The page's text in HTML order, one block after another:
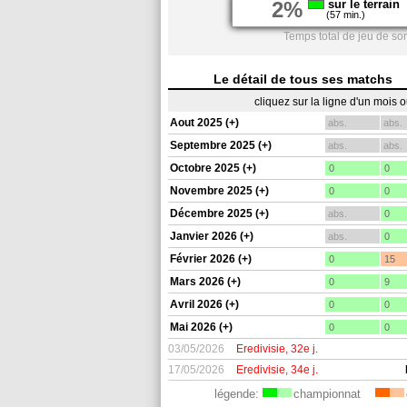
2% sur le terrain
(57 min.)
Temps total de jeu de
Le détail de tous ses matchs
cliquez sur la ligne d'un mois
Aout 2025 (+)
abs. abs.
Septembre 2025 (+) abs. abs.
Octobre 2025 (+) 0 0
Novembre 2025 (+) 0 0
Décembre 2025 (+) abs. 0
Janvier 2026 (+) abs. 0
Février 2026 (+) 0 15
Mars 2026 (+) 0 9
Avril 2026 (+) 0 0
Mai 2026 (+) 0 0
03/05/2026 Eredivisie, 32e j.
17/05/2026
Eredivisie, 34e j.
légende: championnat